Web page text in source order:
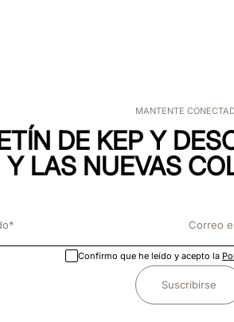
MANTENTE
DE KEP Y
Y LAS NUEVAS
Confirmo que he leído y acepto la
Suscribirse